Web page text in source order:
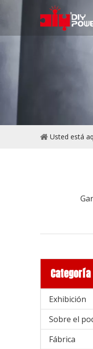
Usted está
Exhibición
Sobre el
Fábrica